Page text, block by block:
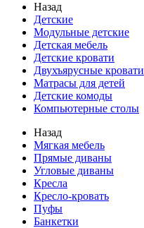
Назад
Детские
Модульные детские
Детская мебель
Детские кровати
Двухъярусные кровати
Матрасы для детей
Детские комоды
Компьютерные столы
Назад
Мягкая мебель
Прямые диваны
Угловые диваны
Кресла
Кресло-кровать
Пуфы
Банкетки